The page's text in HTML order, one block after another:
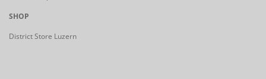
SHOP
District Store Luzern